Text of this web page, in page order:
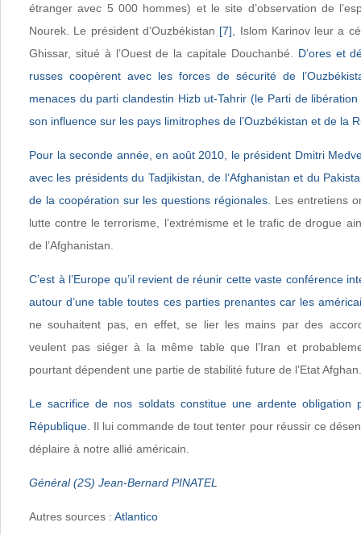
étranger avec 5 000 hommes) et le site d’observation de
Nourek. Le président d’Ouzbékistan [7] , Islom Karinov leur a
Ghissar, situé à l’Ouest de la capitale Douchanbé. D’ores et
russes coopèrent avec les forces de sécurité de
menaces du parti clandestin Hizb ut-Tahrir (le Parti de
son influence sur les pays limitrophes de l’Ouzbékistan et de la
Pour la seconde année, en août 2010, le président Dmitri
avec les présidents du Tadjikistan, de l’Afghanistan et du
de la coopération sur les questions régionales.
Les entretiens
lutte contre le terrorisme, l’extrémisme et le trafic de drogue
de l’Afghanistan.
C’est à l’Europe qu’il revient de réunir cette vaste conférence
autour d’une table toutes ces parties prenantes car les
ne souhaitent pas, en effet, se lier les mains par des
veulent pas siéger à la même table que l’Iran et
pourtant dépendent une partie de stabilité future de l’Etat Afghan.
Le sacrifice de nos soldats constitue une ardente obligation
République. Il lui commande de tout tenter pour réussir ce
déplaire à notre allié américain.
Général (2S) Jean-Bernard PINATEL
Autres sources : Atlantico